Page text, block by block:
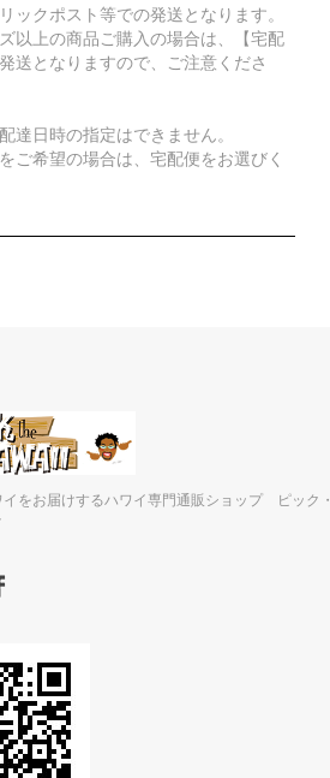
ックポスト等での発送となります。
以上の商品ご購入の場合は、【宅配
送となりますので、ご注意くださ
達日時の指定はできません。
ご希望の場合は、宅配便をお選びく
をお届けするハワイ専門通販ショップ ピック・